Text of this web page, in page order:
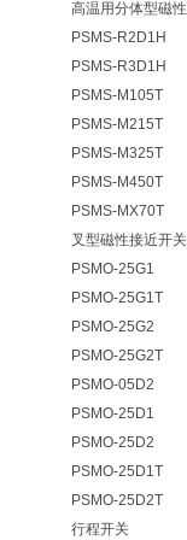
高温用分体型磁
PSMS-R2D1H
PSMS-R3D1H
PSMS-M105T
PSMS-M215T
PSMS-M325T
PSMS-M450T
PSMS-MX70T
叉型磁性接近开关
PSMO-25G1
PSMO-25G1T
PSMO-25G2
PSMO-25G2T
PSMO-05D2
PSMO-25D1
PSMO-25D2
PSMO-25D1T
PSMO-25D2T
行程开关